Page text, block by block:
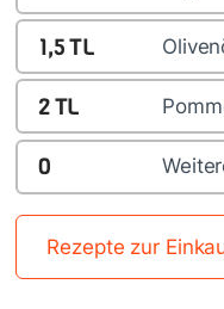
1,5TL
2TL
0
Rezepte zur